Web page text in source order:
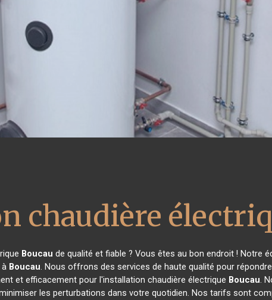
chaudière
Boucau de qualité et fiable ? Vous êtes au bon endroit ! Notre
Boucau. Nous offrons des services de haute qualité pour
et efficacement pour l'installation chaudière électrique Boucau.
les perturbations dans votre quotidien. Nos tarifs sont